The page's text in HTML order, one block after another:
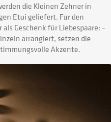
die Kleinen Zehner in
Etui geliefert. Für den
Geschenk für Liebespaare: –
arrangiert, setzen die
Akzente.